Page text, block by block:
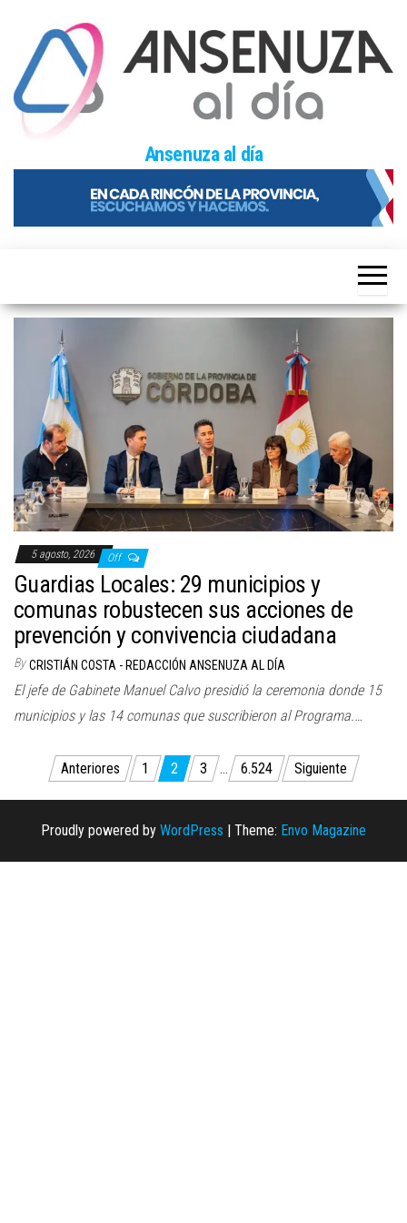
content
Ansenuza al día
5 agosto, 2026 Off
Guardias Locales: 29 municipios y
comunas robustecen sus acciones de
prevención y convivencia ciudadana
By CRISTIÁN COSTA - REDACCIÓN ANSENUZA AL DÍA
El jefe de Gabinete Manuel Calvo presidió la ceremonia donde 15
municipios y las 14 comunas que suscribieron al Programa.…
Paginación
de
entradas
Anteriores 1 2 3 … 6.524 Siguiente
Proudly powered by WordPress | Theme: Envo Magazine